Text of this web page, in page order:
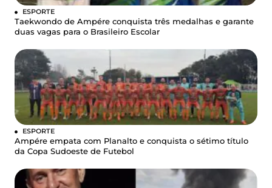
ESPORTE
Taekwondo de Ampére conquista três medalhas e garante
duas vagas para o Brasileiro Escolar
ESPORTE
Ampére empata com Planalto e conquista o sétimo título
da Copa Sudoeste de Futebol